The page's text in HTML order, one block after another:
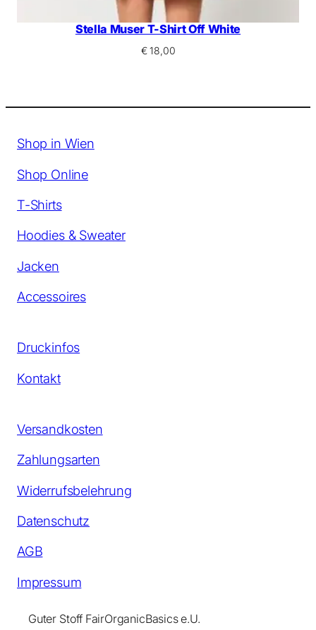
Stella Muser T-Shirt Off White
€18,00
Shop in Wien
Shop Online
T-Shirts
Hoodies & Sweater
Jacken
Accessoires
Druckinfos
Kontakt
Versandkosten
Zahlungsarten
Widerrufsbelehrung
Datenschutz
AGB
Impressum
Guter Stoff FairOrganicBasics e.U.